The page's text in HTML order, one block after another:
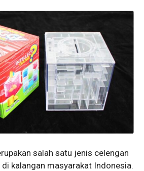
salah satu jenis celengan
kalangan masyarakat Indonesia.